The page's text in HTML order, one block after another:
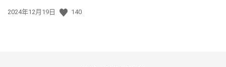
發
2024年12月19日 140